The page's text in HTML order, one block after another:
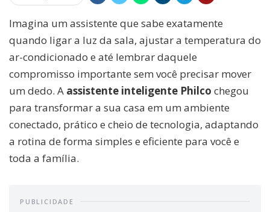
Imagina um assistente que sabe exatamente
quando ligar a luz da sala, ajustar a temperatura do
ar-condicionado e até lembrar daquele
compromisso importante sem você precisar mover
um dedo. A assistente inteligente Philco chegou
para transformar a sua casa em um ambiente
conectado, prático e cheio de tecnologia, adaptando
a rotina de forma simples e eficiente para você e
toda a família.
PUBLICIDADE